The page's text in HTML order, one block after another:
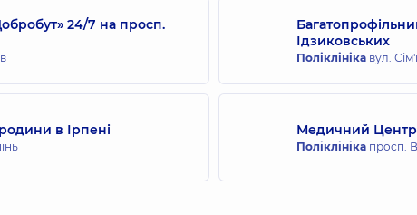
24/7 на просп.
Ідзиковських
Поліклініка вул.
в Ірпені Медичний Центр
Поліклініка просп.